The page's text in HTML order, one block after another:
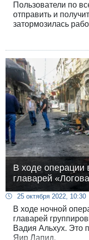
Пользователи по
отправить и
затормозилась
В ходе
главарей
25 октября 2022, 10:30
В ходе ночной
главарей
Вадия Альхух. Это
Яир Лапид.